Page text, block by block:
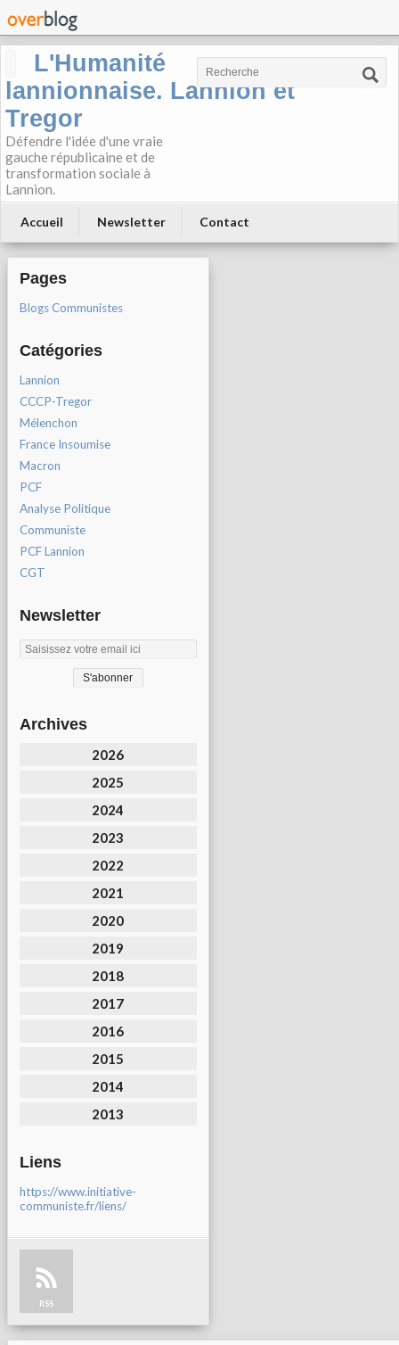
L'Humanité
lannionnaise. Lannion et
Tregor
Défendre l'idée d'une vraie
gauche républicaine et de
transformation sociale à
Lannion.
Accueil Newsletter Contact
Pages
Blogs Communistes
Catégories
Lannion
CCCP-Tregor
Mélenchon
France Insoumise
Macron
PCF
Analyse Politique
Communiste
PCF Lannion
CGT
Newsletter
Archives
2026
2025
2024
2023
2022
2021
2020
2019
2018
2017
2016
2015
2014
2013
Liens
https://www.initiative-
communiste.fr/liens/
RSS